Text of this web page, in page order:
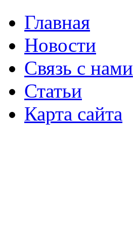
Главная
Новости
Связь с нами
Статьи
Карта сайта